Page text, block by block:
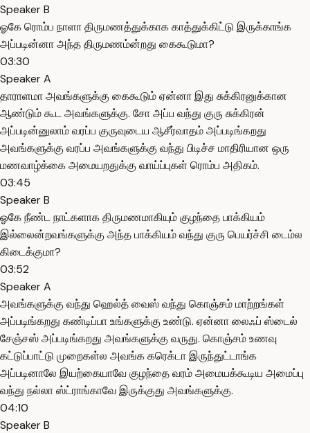
Speaker B
ஓகே ரொம்ப நாளா திருமணத்துக்காக காத்துக்கிட்டு இருக்காங்க
அப்படின்னா அந்த திருமணம்ன்றது கைகூடுமா?
03:30
Speaker A
தாராளமா அவங்களுக்கு கைகூடும் ஏன்னா இது சுக்கிரனுக்கான
ஆண்டும் கூட அவங்களுக்கு. சோ அப்ப வந்து குரு சுக்கிரன்
அப்படின்னுலாம் வரப்ப குருவுடைய ஆசீர்வாதம் அப்படிங்கறது
அவங்களுக்கு வரப்ப அவங்களுக்கு வந்து பிடிச்ச மாதிரியான ஒரு
மணவாழ்க்கை அமையறதுக்கு வாய்ப்புகள் ரொம்ப அதிகம்.
03:45
Speaker B
ஓகே நீண்ட நாட்களாக திருமணமாகியும் குழந்தை பாக்கியம்
இல்லைன்றவங்களுக்கு அந்த பாக்கியம் வந்து குரு பெயர்ச்சி டைம்ல
கிடைக்குமா?
03:52
Speaker A
அவங்களுக்கு வந்து ஹெல்த் வைஸ் வந்து கொஞ்சம் மாற்றங்கள்
அப்படிங்கறது கண்டிப்பா உங்களுக்கு உண்டு. ஏன்னா லைஃப் ஸ்டைல்
சேஞ்சஸ் அப்படிங்கறது அவங்களுக்கு வருது. கொஞ்சம் உணவு
கட்டுப்பாட்டு முறைகள்ல அவங்க கரெக்டா இருந்துட்டாங்க
அப்படினாலே இயற்கையாவே குழந்தை வரம் அமையக்கூடிய அமைப்பு
வந்து நல்லா ஸ்ட்ராங்காவே இருக்குது அவங்களுக்கு.
04:10
Speaker B